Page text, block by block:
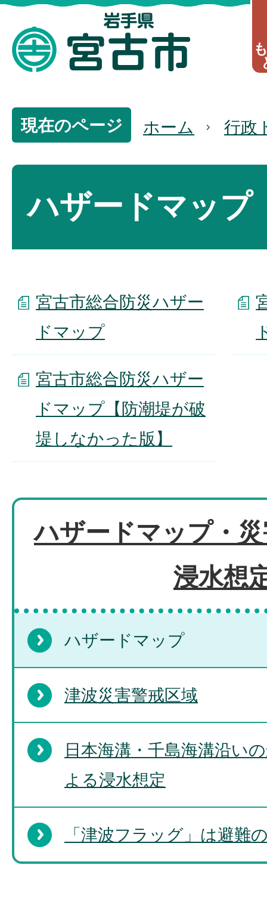
現在のページ ホーム 行政
ハザードマップ
宮古市総合防災ハザー
ドマップ
宮古市総合防災ハザー
ドマップ【防潮堤が破
堤しなかった版】
ハザードマップ・
浸水想
ハザードマップ
津波災害警戒区域
日本海溝・千島海溝沿い
よる浸水想定
「津波フラッグ」は避難